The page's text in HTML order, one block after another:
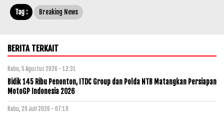
Tag : Breaking News
BERITA TERKAIT
Rabu, 5 Agustus 2026 - 12:31
Bidik 145 Ribu Penonton, ITDC Group dan Polda NTB Matangkan Persiapan
MotoGP Indonesia 2026
Rabu, 29 Juli 2026 - 07:19